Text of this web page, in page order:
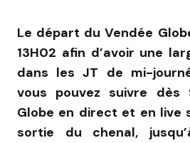
Le départ du Vendée
13H02 afin d’avoir une
dans les JT de mi-
vous pouvez suivre dès
Globe en direct et en live
sortie du chenal,